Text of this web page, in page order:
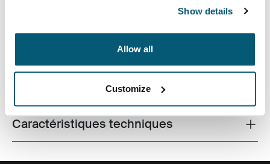
Show details
Allow all
Customize
intelligentes pour le professionnel moderne.
Toggle features
Toutes les caractéristiques
Toggle techspec
Caractéristiques techniques